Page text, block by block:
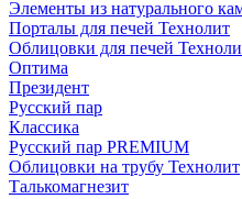
Элементы из натурального
Порталы для печей Технолит
Облицовки для печей
Оптима
Президент
Русский пар
Классика
Русский пар PREMIUM
Облицовки на трубу Технолит
Талькомагнезит